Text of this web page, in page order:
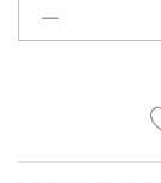
Primula
quantity